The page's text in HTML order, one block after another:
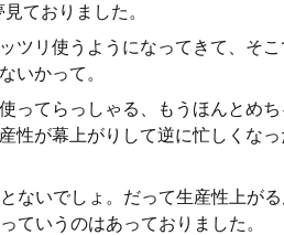
ておりました。
ツリ使うようになってきて、そ
いかって。
ってらっしゃる、もうほんとめ
性が幕上がりして逆に忙しくな
ないでしょ。だって生産性上が
ていうのはあっておりました。